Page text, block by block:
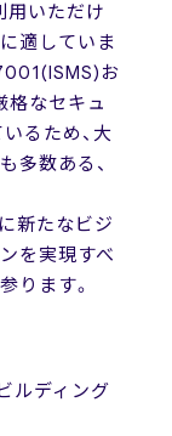
用いただけ
適していま
お
格なセキュ
るため、大
多数ある、
新たなビジ
を実現すべ
ります。
ルディング